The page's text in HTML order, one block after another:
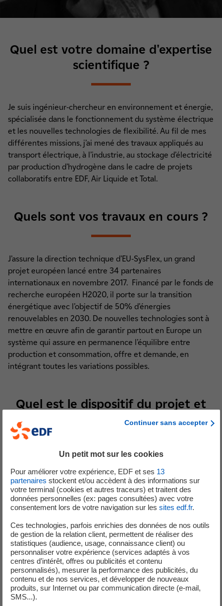
Quel est votre domaine d'expertise
scientifique ?
Je suis ingénieur-chercheur en environnement et énergie,
spécialisée dans le fonctionnement du système électrique
et les nouvelles technologies de flexibilité. Au fil de mes
différentes missions, j’ai mené des travaux appliqués au
transport électrique, à l’industrie, au stockage d’électricité
par production d’hydrogène dans le cadre de projets
collaboratifs entre EDF, Air Liquide et Total.
Quels sont vos travaux en cours ?
J’assure la direction technique d’EU-SysFlex, un grand
projet européen lancé entre 34 partenaires
internationaux en novembre 2017. Financé par le fonds de
recherche européen H2020, il porte sur la transition
énergétique avec l’objectif de 50% d’énergies
renouvelables en 2030. De nouvelles technologies sont à
mettre en œuvre afin de garantir partout en Europe un
système qui assure en permanence l’équilibre entre
production et consommation, offre et demande, en
intégrant toutes les variations possibles.
Quel est le dispositif du projet et
comment s'organise votre mission ?
Le projet se déploie sur 7 sites européens dans des zones
où la production d’électricité issue d’énergies
renouvelables est importante, avec des difficultés à gérer
les équilibres. Les 7 démonstrateurs vont tester des
solutions et des modes de fonctionnement différents. Sur
le site français, adossé au laboratoire d’EDF des
Renardières près de Sens (77), nous allons démontrer la
capacité d’une agrégation entre ferme éolienne, PV et
batterie à contribuer à la fiabilité et à la sécurité du
système électrique, dans l’optique d’un fort
développement des énergies renouvelables.
Chargée pour ma part de coordonner l’ensemble du
Continuer sans accepter
Un petit mot sur les cookies
Pour améliorer votre expérience, EDF et ses 13
partenaires stockent et/ou accèdent à des informations sur
votre terminal (cookies et autres traceurs) et traitent des
données personnelles (ex: pages consultées) avec votre
consentement lors de votre navigation sur les sites edf.fr.
Ces technologies, parfois enrichies des données de nos outils
de gestion de la relation client, permettent de réaliser des
statistiques (audience, usage, connaissance client) ou
personnaliser votre expérience (services adaptés à vos
centres d’intérêt, offres ou publicités et contenu
personnalisés), mesurer la performance des publicités, du
contenu et de nos services, et développer de nouveaux
produits, sur Internet ou par communication directe (e-mail,
SMS...).